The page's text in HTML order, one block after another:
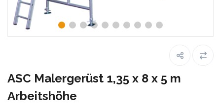
ASC Malergerüst 1,35 x 8 x 5 m
Arbeitshöhe